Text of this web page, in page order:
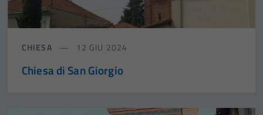
CHIESA 12 GIU 2024
Chiesa di San Giorgio